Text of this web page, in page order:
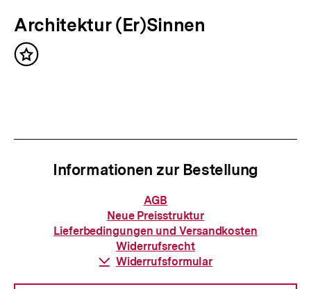
e
r
i
N
ä
c
l
Architektur (Er)Sinnen
Inhalt
Informationen zur Bestellung
Informationen
zur
Bestellung
AGB
Neue Preisstruktur
Lieferbedingungen und Versandkosten
Widerrufsrecht
Download-
Widerrufsformular